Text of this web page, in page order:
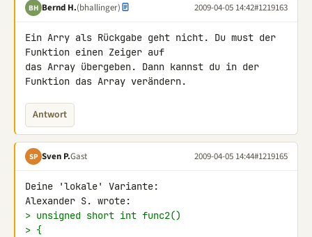
BH Bernd H.(bhallinger) 2009-04-05 14:42#1219163
Ein Arry als Rückgabe geht nicht. Du must der
Funktion einen Zeiger auf
das Array übergeben. Dann kannst du in der
Funktion das Array verändern.
Antwort
SP Sven P.Gast 2009-04-05 14:44#1219165
Deine 'lokale' Variante:
> unsigned short int func2()
> {